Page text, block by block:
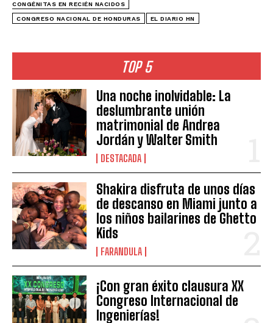
TOP 5
Una noche inolvidable: La
deslumbrante unión
matrimonial de Andrea
Jordán y Walter Smith
DESTACADA
Shakira disfruta de unos días
de descanso en Miami junto a
los niños bailarines de Ghetto
Kids
FARANDULA
¡Con gran éxito clausura XX
Congreso Internacional de
Ingenierías!
CONGÉNITAS EN RECIÉN NACIDOS
CONGRESO NACIONAL DE HONDURAS EL DIARIO HN